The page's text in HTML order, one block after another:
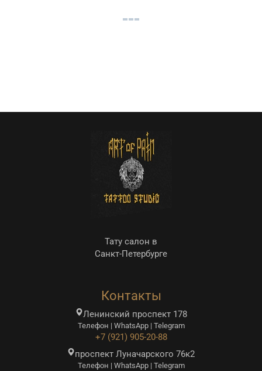
Тату салон в
Санкт-Петербурге
Контакты
Ленинский проспект 178
Телефон | WhatsApp | Telegram
+7 (921) 905-20-88
проспект Луначарского 76к2
Телефон | WhatsApp | Telegram